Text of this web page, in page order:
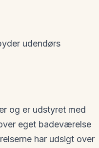
udendørs
og er udstyret med
eget badeværelse
har udsigt over